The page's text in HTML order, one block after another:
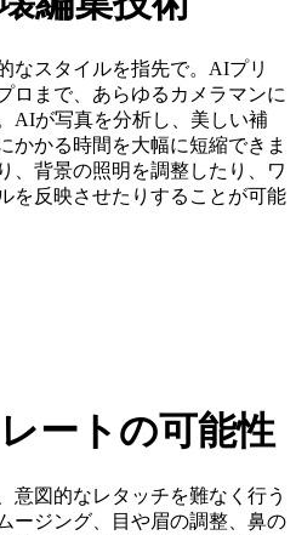
なスタイルを指先で。AIプリ
ロまで、あらゆるカメラマンに
AIが写真を分析し、美しい補
かかる時間を大幅に短縮できま
、背景の照明を調整したり、ワ
を反映させたりすることが可能
ートの可能性
意図的なレタッチを難なく行う
ージング、目や眉の調整、鼻の